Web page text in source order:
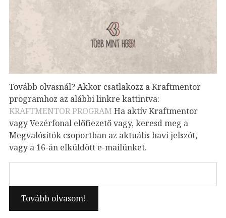
Tovább olvasnál? Akkor csatlakozz a Kraftmentor
programhoz az alábbi linkre kattintva:
KRAFTMENTOR PROGRAM Ha aktív Kraftmentor
vagy Vezérfonal előfiezető vagy, keresd meg a
Megvalósítók csoportban az aktuális havi jelszót,
vagy a 16-án elküldött e-mailünket.